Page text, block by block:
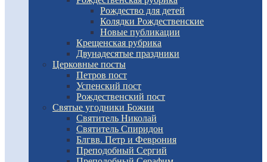
Рождество для детей
Колядки Рождественские
Новые публикации
Крещенская рубрика
Двунадесятые праздники
Церковные посты
Петров пост
Успенский пост
Рождественский пост
Святые угодники Божии
Святитель Николай
Святитель Спиридон
Блгвв. Петр и Феврония
Преподобный Сергий